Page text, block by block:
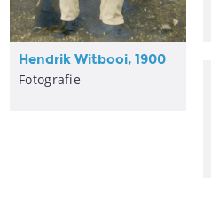
Hendrik Witbooi, 1900
Fotografie